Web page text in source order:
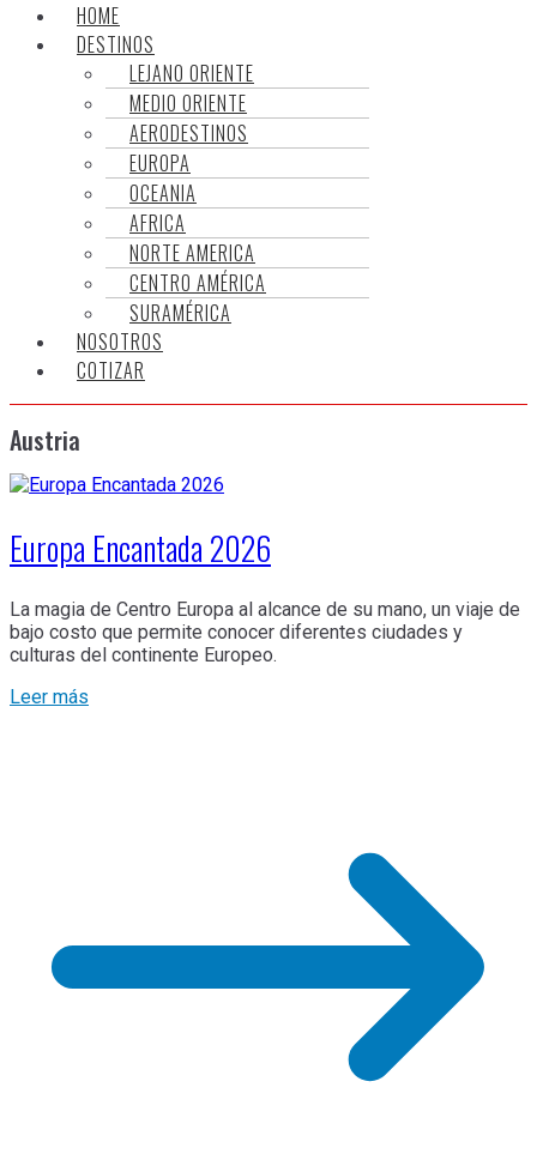
HOME
DESTINOS
LEJANO ORIENTE
MEDIO ORIENTE
AERODESTINOS
EUROPA
OCEANIA
AFRICA
NORTE AMERICA
CENTRO AMÉRICA
SURAMÉRICA
NOSOTROS
COTIZAR
Austria
Europa Encantada 2026
La magia de Centro Europa al alcance de su mano, un viaje de
bajo costo que permite conocer diferentes ciudades y
culturas del continente Europeo.
Leer más